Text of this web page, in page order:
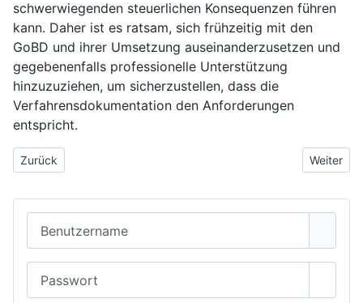
schwerwiegenden steuerlichen Konsequenzen führen
kann. Daher ist es ratsam, sich frühzeitig mit den
GoBD und ihrer Umsetzung auseinanderzusetzen und
gegebenenfalls professionelle Unterstützung
hinzuzuziehen, um sicherzustellen, dass die
Verfahrensdokumentation den Anforderungen
entspricht.
Vorheriger Beitrag: Die Perfekte Kombination: SEO-Optimierung
Zurück Nächster
Weiter